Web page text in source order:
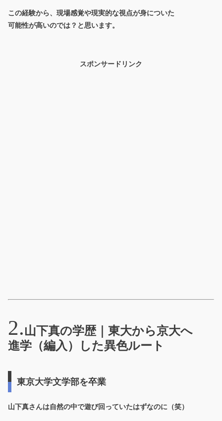
この経験から、現場感覚や現実的な視点が身についた
可能性が高いのでは？と思います。
スポンサードリンク
山下真の学歴｜東大から京大へ
進学（編入）した異色ルート
東京大学文学部を卒業
山下真さんは自然の中で遊び回っていたはずなのに（笑）